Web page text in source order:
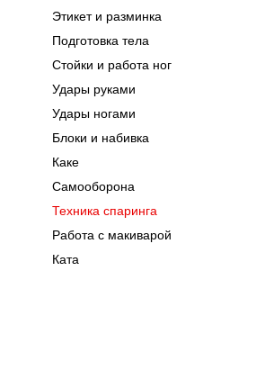
Этикет и разминка
Подготовка тела
Стойки и работа ног
Удары руками
Удары ногами
Блоки и набивка
Каке
Самооборона
Техника спаринга
Работа с макиварой
Ката